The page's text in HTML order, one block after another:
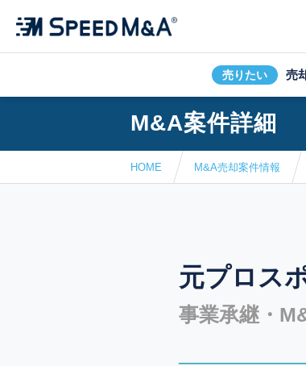
売りたい 売
M&A案件詳細
HOME M&A売却案件情報
元プロス
事業承継・